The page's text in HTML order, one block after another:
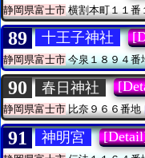
静岡県富士市 横割本町１１番
89 十王子神社
静岡県富士市今泉１８９４番
90 春日神社
静岡県富士市比奈９６６番地
91 神明宮